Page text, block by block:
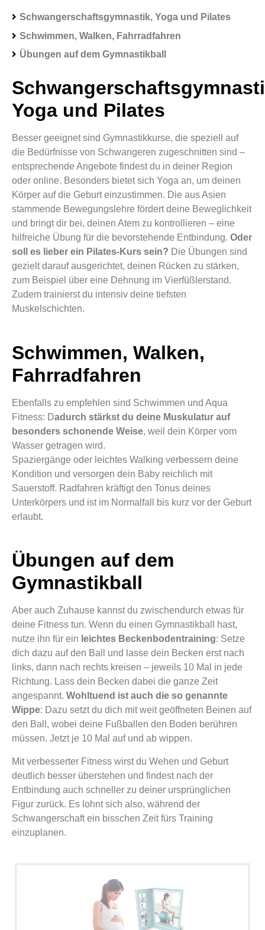
Schwangerschaftsgymnastik, Yoga und Pilates
Schwimmen, Walken, Fahrradfahren
Übungen auf dem Gymnastikball
Yoga und Pilates
Besser geeignet sind Gymnastikkurse, die speziell auf
die Bedürfnisse von Schwangeren zugeschnitten sind –
entsprechende Angebote findest du in deiner Region
oder online. Besonders bietet sich Yoga an, um deinen
Körper auf die Geburt einzustimmen. Die aus Asien
stammende Bewegungslehre fördert deine Beweglichkeit
und bringt dir bei, deinen Atem zu kontrollieren – eine
hilfreiche Übung für die bevorstehende Entbindung. Oder
soll es lieber ein Pilates-Kurs sein? Die Übungen sind
gezielt darauf ausgerichtet, deinen Rücken zu stärken,
zum Beispiel über eine Dehnung im Vierfüßlerstand.
Zudem trainierst du intensiv deine tiefsten
Muskelschichten.
Schwimmen, Walken,
Fahrradfahren
Ebenfalls zu empfehlen sind Schwimmen und Aqua
Fitness: Dadurch stärkst du deine Muskulatur auf
besonders schonende Weise, weil dein Körper vom
Wasser getragen wird.
Spaziergänge oder leichtes Walking verbessern deine
Kondition und versorgen dein Baby reichlich mit
Sauerstoff. Radfahren kräftigt den Tonus deines
Unterkörpers und ist im Normalfall bis kurz vor der Geburt
erlaubt.
Übungen auf dem
Gymnastikball
Aber auch Zuhause kannst du zwischendurch etwas für
deine Fitness tun. Wenn du einen Gymnastikball hast,
nutze ihn für ein leichtes Beckenbodentraining: Setze
dich dazu auf den Ball und lasse dein Becken erst nach
links, dann nach rechts kreisen – jeweils 10 Mal in jede
Richtung. Lass dein Becken dabei die ganze Zeit
angespannt. Wohltuend ist auch die so genannte
Wippe: Dazu setzt du dich mit weit geöffneten Beinen auf
den Ball, wobei deine Fußballen den Boden berühren
müssen. Jetzt je 10 Mal auf und ab wippen.
Mit verbesserter Fitness wirst du Wehen und Geburt
deutlich besser überstehen und findest nach der
Entbindung auch schneller zu deiner ursprünglichen
Figur zurück. Es lohnt sich also, während der
Schwangerschaft ein bisschen Zeit fürs Training
einzuplanen.